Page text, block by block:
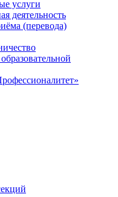
услуги
деятельность
(перевода)